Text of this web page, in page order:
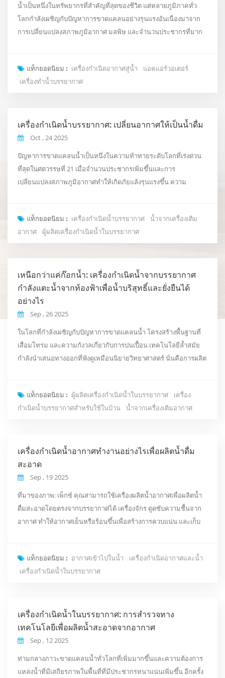
น้ำเป็นหนึ่งในทรัพยากรที่สำคัญที่สุดของชีวิต แต่หลายภูมิภาคทั่ว
โลกกำลังเผชิญกับปัญหาการขาดแคลนอย่างรุนแรงอันเนื่องมาจาก
การเปลี่ยนแปลงสภาพภูมิอากาศ มลพิษ และจำนวนประชากรที่มาก
ความชื้นในอากาศให้กลายเป็นน้ำดื่มที่ปลอดภัย AWG ทำงานอย่างไร
หลักการเบื้องหลัง AWG นั้นเรียบ...
แท็กยอดนิยม : เครื่องกำเนิดอากาศสู่น้ำ
แอคแอร์วอเตอร์
เครื่องทำน้ำบรรยากาศ
เครื่องกำเนิดน้ำบรรยากาศ: เปลี่ยนอากาศให้เป็นน้ำดื่ม
Oct , 24 2025
ปัญหาการขาดแคลนน้ำเป็นหนึ่งในความท้าทายระดับโลกที่เร่งด่วน
ที่สุดในศตวรรษที่ 21 เมื่อจำนวนประชากรเพิ่มขึ้นและการ
เปลี่ยนแปลงสภาพภูมิอากาศทำให้เกิดภัยแล้งรุนแรงขึ้น ความ
ดับบลิวจี) — อุปกรณ์ที่ดึงน้ำดื่มออกมาจากความชื้นในอากาศ
โดยตรง วิธีการทำงาน เครื่องกำเนิดน้ำในบรรยากาศท...
แท็กยอดนิยม : เครื่องกำเนิดน้ำบรรยากาศ
น้ำจากเครื่องเติม
อากาศ
ผู้ผลิตเครื่องกำเนิดน้ำในบรรยากาศ
เหนือกว่าแค่ก๊อกน้ำ: เครื่องกำเนิดน้ำจากบรรยากาศ
กำลังแตะน้ำจากท้องฟ้าเพื่อน้ำบริสุทธิ์และยั่งยืนได้
อย่างไร
Sep , 26 2025
ในโลกที่กำลังเผชิญกับปัญหาการขาดแคลนน้ำ โครงสร้างพื้นฐานที่
เสื่อมโทรม และความกังวลเกี่ยวกับการปนเปื้อน เทคโนโลยีล้ำสมัย
กำลังนำเสนอทางออกที่ฟังดูเหมือนนิยายวิทยาศาสตร์ นั่นคือการผลิต
ความสัมพันธ์ของเรากับน้ำใหม่ AWG ไม่ใช่แค่สิ่งแปลกใหม่ แต่ยัง
เป็นการเปลี่ยนกระบวนทัศน์สู่การจัดหาแหล่งน้ำแบ...
แท็กยอดนิยม : ผู้ผลิตเครื่องกำเนิดน้ำในบรรยากาศ
เครื่อง
กำเนิดน้ำบรรยากาศสำหรับใช้ในบ้าน
น้ำจากเครื่องเติมอากาศ
เครื่องกำเนิดน้ำอากาศทำงานอย่างไรเพื่อผลิตน้ำดื่ม
สะอาด
Sep , 19 2025
ที่มาของภาพ: เพ็กซ์ คุณสามารถใช้เครื่องผลิตน้ำอากาศเพื่อผลิตน้ำ
ดื่มสะอาดโดยตรงจากบรรยากาศได้ เครื่องจักร ดูดซับความชื้นจาก
อากาศ ทำให้อากาศเย็นหรือร้อนขึ้นเพื่อสร้างการควบแน่น และเก็บ
ทรัพยากรน้ำจำกัด ประเด็นสำคัญ เครื่องผลิตน้ำอากาศสร้างน้ำดื่ม
สะอาดด้วยการดึงความชื้นจากอา...
แท็กยอดนิยม : อากาศเข้าไปในน้ำ
เครื่องกำเนิดอากาศและน้ำ
เครื่องกำเนิดน้ำในบรรยากาศ
เครื่องกำเนิดน้ำในบรรยากาศ: การสำรวจทาง
เทคโนโลยีเพื่อผลิตน้ำสะอาดจากอากาศ
Sep , 12 2025
ท่ามกลางภาวะขาดแคลนน้ำทั่วโลกที่เพิ่มมากขึ้นและความต้องการ
แหล่งน้ำที่มีเสถียรภาพในพื้นที่ที่มีประชากรหนาแน่นเพิ่มขึ้น อีกครั้ง